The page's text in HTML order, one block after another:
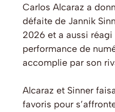
Carlos Alcaraz a
défaite de Jannik
2026 et a aussi réagi
performance de
accomplie par son
Alcaraz et Sinner
favoris pour